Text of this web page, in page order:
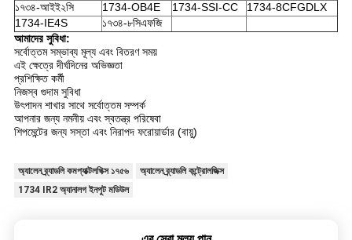
১৭৩৪-আইই২সি
1734-OB4E 1734-SSI-CC
1734-8CFGDLX
1734-IE4S
১৭৩৪-৮সিএফজি
আমাদের সুবিধা:
সর্বোত্তম সম্ভাব্য মূল্য এবং বিতরণ সময়
এই ক্ষেত্রে দীর্ঘদিনের অভিজ্ঞতা
প্রশিক্ষিত কর্মী
নিজস্ব গুদাম সুবিধা
উৎপাদন শাখার সাথে সর্বোত্তম সম্পর্ক
আপনার জন্য নমনীয় এবং স্বতন্ত্র পরিষেবা
শিপমেন্টের জন্য সস্তা এবং নিরাপদ ফরোয়ার্ডার (বায়ু)
অ্যালেন ব্র্যাডলি কমপ্যাক্টলগিক্স ১৭৫৬
অ্যালেন ব্র্যাডলি কন্ট্রোলজিক্স
1734 IR2 অ্যানালগ ইনপুট মডিউল